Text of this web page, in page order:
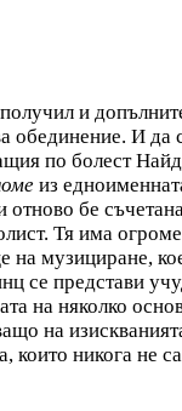
и
обединение. И
по болест
из
бе
Тя има
музициране,
се представи
на няколко
на
които никога не